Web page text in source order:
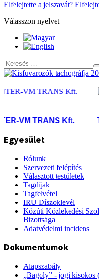
Elfelejtette a jelszavát?
Válasszon nyelvet
VM TRANS Kft.
Egyesület
Rólunk
Szervezeti felépítés
Választott testületek
Tagdíjak
Tagfelvétel
IRU Díszoklevél
Közúti Közlekedési
Bizottsága
Adatvédelmi incidens
Dokumentumok
Alapszabály
„Bagoly” - jogi kisokos